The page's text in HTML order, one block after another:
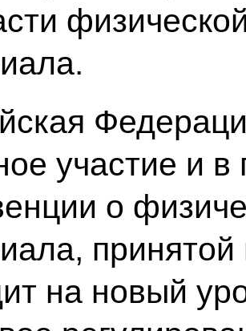
участие и в
о
принятой
на новый